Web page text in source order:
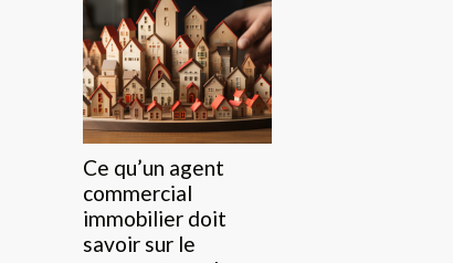
Ce qu’un agent
commercial
immobilier doit
savoir sur le